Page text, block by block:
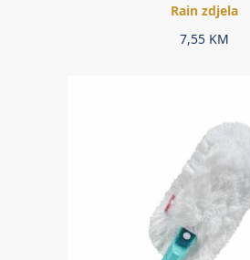
Rain zdjela
7,55 KM